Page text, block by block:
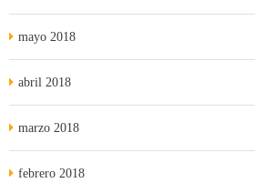
mayo 2018
abril 2018
marzo 2018
febrero 2018